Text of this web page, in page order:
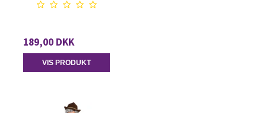
189,00 DKK
VIS PRODUKT